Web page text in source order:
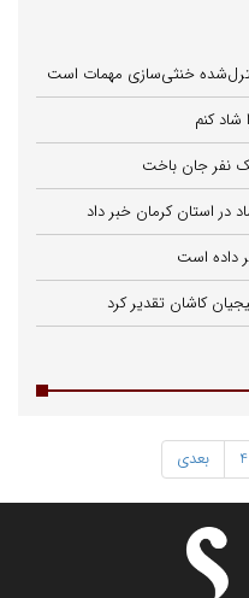
خنثی‌سازی مهمات است
شاد کنم
نفر جان باخت
در استان کرمان خبر داد
داده است
کاشان تقدیر کرد
4 بعدی